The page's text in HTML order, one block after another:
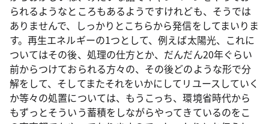
られるようなところもあるようですけれども、そうでは
ありませんで、しっかりとこちらから発信をしてまいりま
す。再生エネルギーの1つとして、例えば太陽光、これに
ついてはその後、処理の仕方とか、だんだん20年ぐらい
前からつけておられる方々の、その後どのような形で分
解をして、そしてまたそれをいかにしてリユースしていく
か等々の処置については、もうこっち、環境省時代から
もずっとそういう蓄積をしながらやってきているのをこ